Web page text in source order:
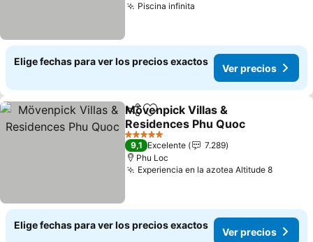
Piscina infinita
Elige fechas para ver los precios exactos
Ver precios
CompartirAgregar a favoritos
Mövenpick Villas &
Residences Phu Quoc
Ver precios
5 Estrellas
9,1 Excelente
7.289
Phu Loc
Experiencia en la azotea Altitude 8Ver
Elige fechas para ver los precios exactos
Ver precios